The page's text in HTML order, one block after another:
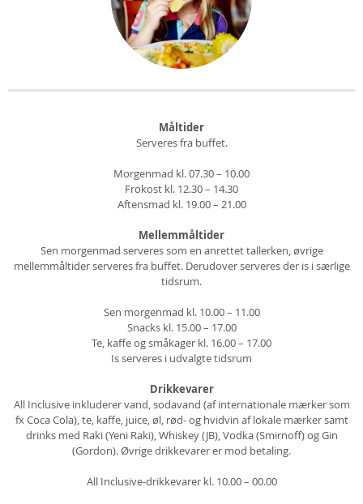
Måltider
Serveres fra buffet.
Morgenmad kl. 07.30 – 10.00
Frokost kl. 12.30 – 14.30
Aftensmad kl. 19.00 – 21.00
Mellemmåltider
Sen morgenmad serveres som en anrettet tallerken, øvrige
mellemmåltider serveres fra buffet. Derudover serveres der is i særlige
tidsrum.
Sen morgenmad kl. 10.00 – 11.00
Snacks kl. 15.00 – 17.00
Te, kaffe og småkager kl. 16.00 – 17.00
Is serveres i udvalgte tidsrum
Drikkevarer
All Inclusive inkluderer vand, sodavand (af internationale mærker som
fx Coca Cola), te, kaffe, juice, øl, rød- og hvidvin af lokale mærker samt
drinks med Raki (Yeni Raki), Whiskey (JB), Vodka (Smirnoff) og Gin
(Gordon). Øvrige drikkevarer er mod betaling.
All Inclusive-drikkevarer kl. 10.00 – 00.00